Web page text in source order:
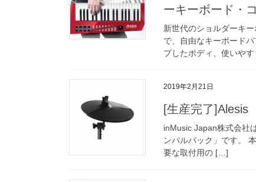
ーキーボード・
新世代のショルダーキ
で、自由なキーボード
プしたボディ、使いや
2019年2月21日
[生産完了]Alesis
inMusic Japan株式会社
ンバルパック」です。
要な取付用の […]